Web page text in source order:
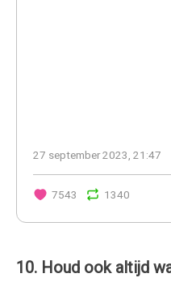
27 september 2023, 21:47
7543 1340
10. Houd ook altijd